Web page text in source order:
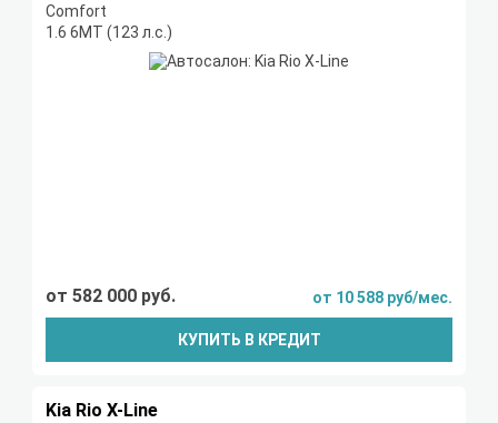
Comfort
1.6 6МТ (123 л.с.)
от 582 000 руб. от 10 588 руб/мес.
КУПИТЬ В КРЕДИТ
Kia Rio X-Line